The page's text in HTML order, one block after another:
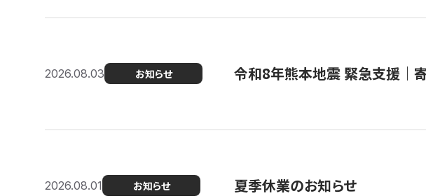
2026.08.03 お知らせ 令和8年熊本地震 緊急支援｜
2026.08.01 お知らせ 夏季休業のお知らせ